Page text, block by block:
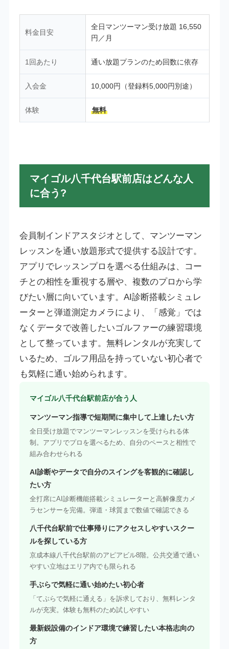
料金目安
全日マンツーマン受け放題 16,550
円／月
1回あたり 通い放題プランのため回数に依存
入会金 10,000円（登録料5,000円別途）
体験 無料
マイゴル八千代台駅前店はどんな人
に合う?
会員制インドアスタジオとして、マンツーマン
レッスンを通い放題形式で提供する設計です。
アプリでレッスンプロを選べる仕組みは、コー
チとの相性を重視する層や、複数のプロから学
びたい層に向いています。AI診断搭載シミュレ
ーターと弾道測定カメラにより、「感覚」では
なくデータで改善したいゴルファーの練習環境
として整っています。無料レンタルが充実して
いるため、ゴルフ用品を持っていない初心者で
も気軽に通い始められます。
マイゴル八千代台駅前店が合う人
マンツーマン指導で短期間に集中して上達したい方
全日受け放題でマンツーマンレッスンを受けられる体
制。アプリでプロを選べるため、自分のペースと相性で
組み合わせられる
AI診断やデータで自分のスイングを客観的に確認し
たい方
全打席にAI診断機能搭載シミュレーターと高解像度カメ
ラセンサーを完備。弾道・球質まで数値で確認できる
八千代台駅前で仕事帰りにアクセスしやすいスクー
ルを探している方
京成本線八千代台駅前のアピアビル8階。公共交通で通い
やすい立地はエリア内でも限られる
手ぶらで気軽に通い始めたい初心者
「てぶらで気軽に通える」を訴求しており、無料レンタ
ルが充実。体験も無料のため試しやすい
最新鋭設備のインドア環境で練習したい本格志向の
方